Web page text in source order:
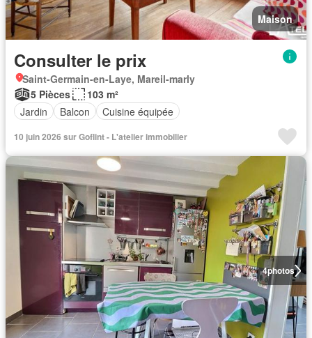
Maison
Consulter le prix
Saint-Germain-en-Laye, Mareil-marly
5 Pièces
103 m²
Jardin
Balcon Cuisine équipée
10 juin 2026 sur Goflint - L'atelier immobilier
4photos